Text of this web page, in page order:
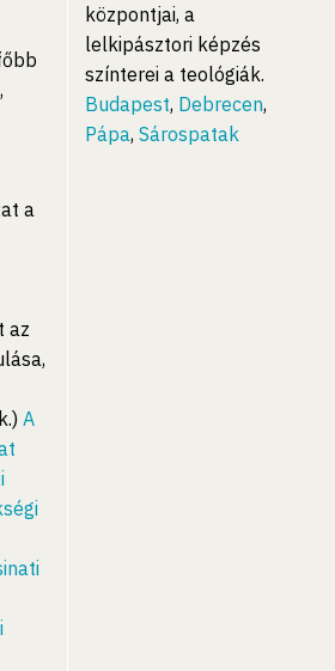
a
az
A
központjai, a
lelkipásztori képzés
színterei a teológiák.
Budapest, Debrecen,
Pápa, Sárospatak